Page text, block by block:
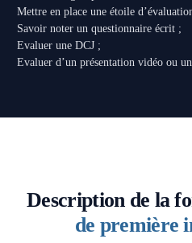
Mettre en place une étoile
Savoir noter un questionnaire écrit ;
Evaluer une DCJ ;
Evaluer d’un présentation vidéo ou
Description de la
de première